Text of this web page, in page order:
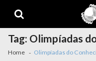
navigation
content
Tag: Olimpíadas
Home Olimpíadas do